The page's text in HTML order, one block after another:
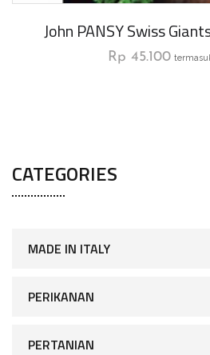
John PANSY Swiss
Rp 45.100
CATEGORIES
MADE IN ITALY
PERIKANAN
PERTANIAN